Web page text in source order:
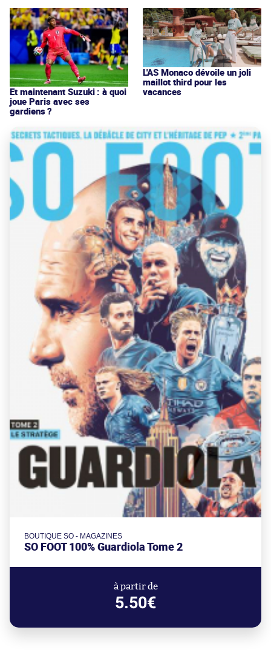
Et maintenant Suzuki : à quoi
joue Paris avec ses
gardiens ?
L'AS Monaco dévoile un joli
maillot third pour les
vacances
BOUTIQUE SO - MAGAZINES
SO FOOT 100% Guardiola Tome 2
à partir de
5.50€